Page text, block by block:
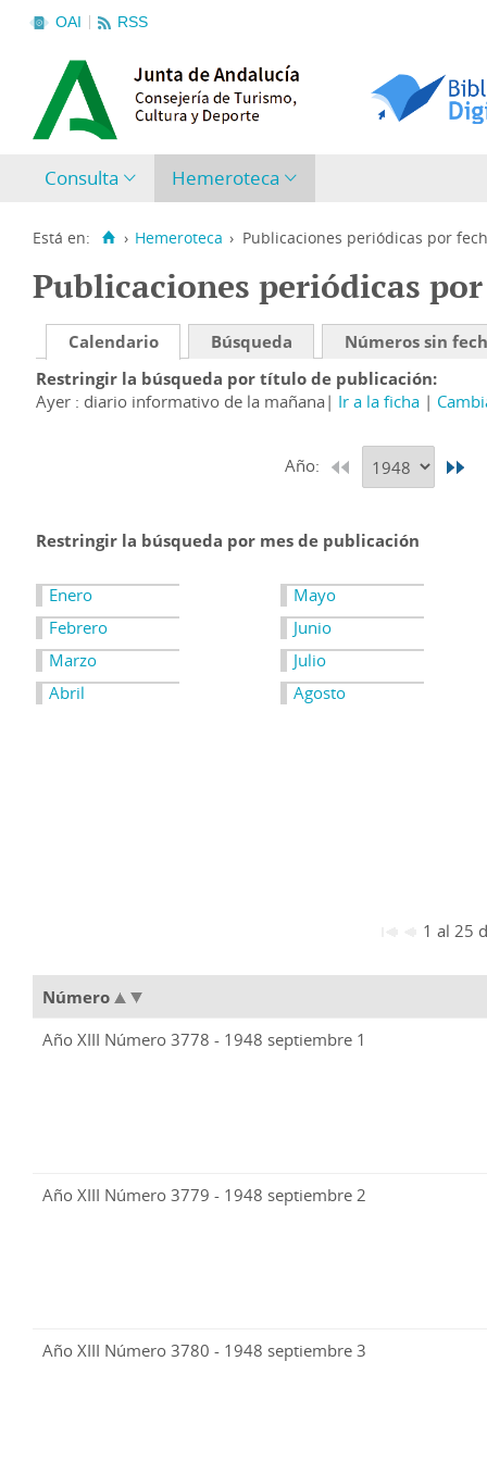
OAI RSS
Consulta Hemeroteca
Está en: › Hemeroteca › Publicaciones periódicas por
Publicaciones periódicas
Calendario Búsqueda
Números sin
Restringir la búsqueda por título de publicación
Ayer : diario informativo de la mañana
Ir a la ficha
Año:
Restringir la búsqueda por mes de publicación
Enero
Febrero
Marzo
Abril
Mayo
Junio
Julio
Agosto
1 al 25
Número
Año XIII Número 3778 - 1948 septiembre 1
Año XIII Número 3779 - 1948 septiembre 2
Año XIII Número 3780 - 1948 septiembre 3